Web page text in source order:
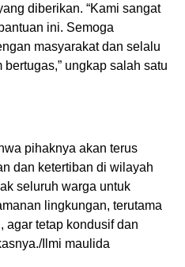
diberikan. “Kami sangat
ini. Semoga
masyarakat dan selalu
ungkap salah satu
pihaknya akan terus
dan ketertiban di wilayah
seluruh warga untuk
lingkungan, terutama
agar tetap kondusif dan
Ilmi maulida